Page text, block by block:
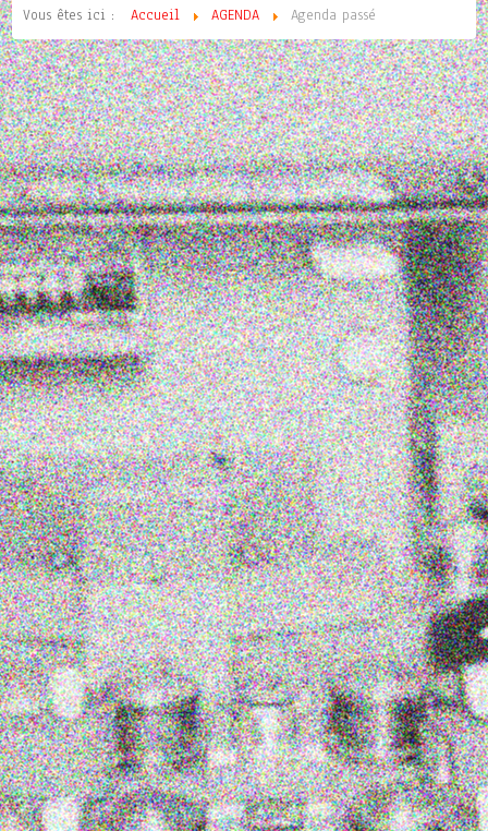
Vous êtes ici : Accueil AGENDA Agenda passé